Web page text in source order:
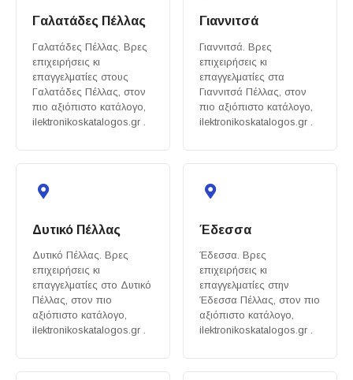
Γαλατάδες Πέλλας
Γαλατάδες Πέλλας. Βρες
επιχειρήσεις κι
επαγγελματίες στους
Γαλατάδες Πέλλας, στον
πιο αξιόπιστο κατάλογο,
ilektronikoskatalogos.gr .
Γιαννιτσά
Γιαννιτσά. Βρες
επιχειρήσεις κι
επαγγελματίες στα
Γιαννιτσά Πέλλας, στον
πιο αξιόπιστο κατάλογο,
ilektronikoskatalogos.gr .
Δυτικό Πέλλας
Δυτικό Πέλλας. Βρες
επιχειρήσεις κι
επαγγελματίες στο Δυτικό
Πέλλας, στον πιο
αξιόπιστο κατάλογο,
ilektronikoskatalogos.gr .
Έδεσσα
Έδεσσα. Βρες
επιχειρήσεις κι
επαγγελματίες στην
Έδεσσα Πέλλας, στον πιο
αξιόπιστο κατάλογο,
ilektronikoskatalogos.gr .